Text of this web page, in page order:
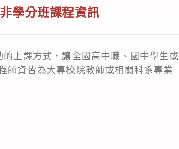
學分班課程資訊
上課方式，讓全國高中職、國中學生或
師資皆為大專校院教師或相關科系專業